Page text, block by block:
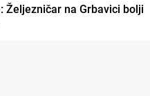
Željezničar na Grbavici bolji